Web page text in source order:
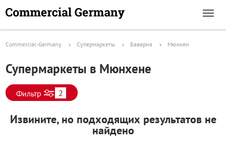
Commercial-Germany Супермаркеты Бавария Мюнхен
Супермаркеты в Мюнхене
Фильтр 2
Извините, но подходящих результатов не
найдено